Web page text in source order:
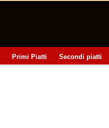
Primi Piatti Secondi piatti